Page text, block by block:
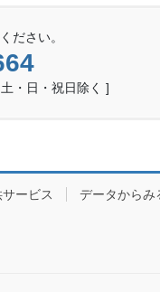
ださい。
・日・祝日除く ]
ービス データからみ